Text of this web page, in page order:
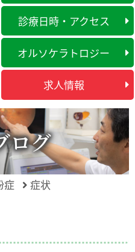
診療日時・アクセス
オルソケラトロジー
求人情報
ログ
症 症状